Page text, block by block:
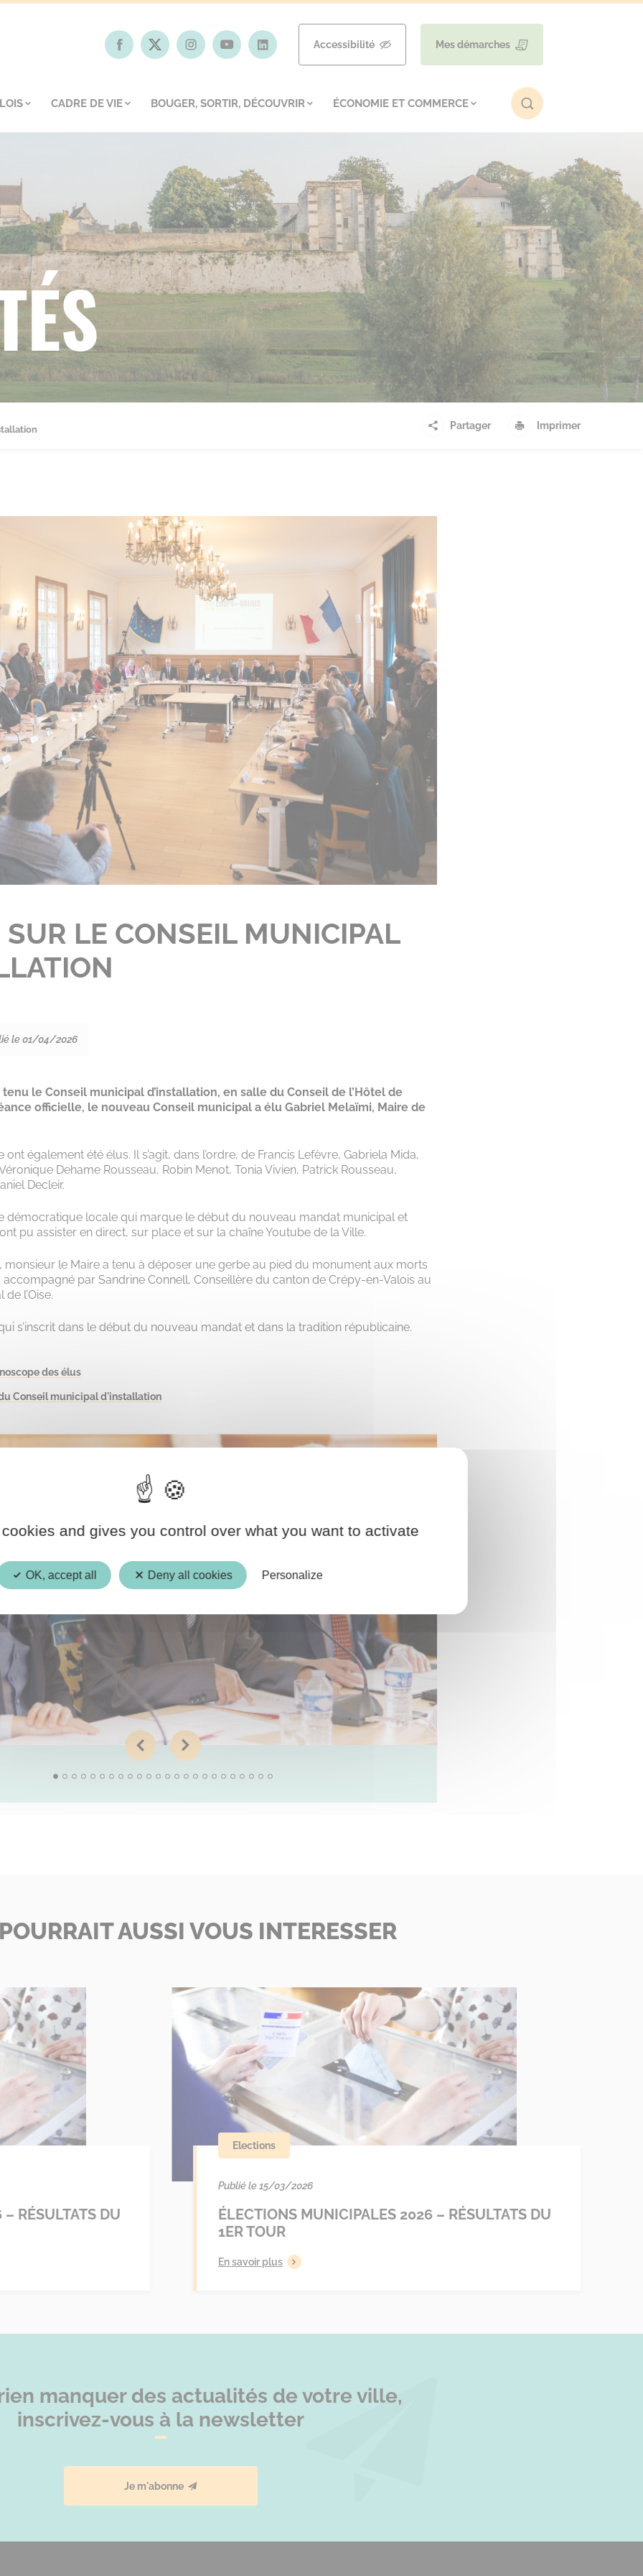
Accessibilité Mes démarches
CADRE DE VIE BOUGER, SORTIR, DÉCOUVRIR ÉCONOMIE ET COMMERCE
Partager Imprimer
SUR LE CONSEIL MUNICIPAL
le 01/04/2026
tenu le Conseil municipal d’installation, en salle du Conseil de l’Hôtel de
officielle, le nouveau Conseil municipal a élu Gabriel Melaïmi, Maire de
également été élus. Il s’agit, dans l’ordre, de Francis Lefèvre, Gabriela Mida,
Dehame Rousseau, Robin Menot, Tonia Vivien, Patrick Rousseau,
Decleir.
démocratique locale qui marque le début du nouveau mandat municipal et
pu assister en direct, sur place et sur la chaîne Youtube de la Ville.
monsieur le Maire a tenu à déposer une gerbe au pied du monument aux morts
par Sandrine Connell, Conseillère du canton de Crépy-en-Valois au
l’Oise.
s’inscrit dans le début du nouveau mandat et dans la tradition républicaine.
des élus
Conseil municipal d'installation
AUSSI VOUS INTERESSER
RÉSULTATS DU
Elections
Publié le 15/03/2026
ÉLECTIONS MUNICIPALES 2026 – RÉSULTATS DU
1ER TOUR
En savoir plus
manquer des actualités de votre ville,
inscrivez-vous à la newsletter
Je m'abonne
and gives you control over what you want to activate
OK, accept all Deny all cookies Personalize